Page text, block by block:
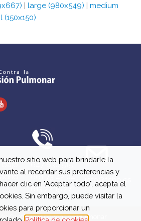
|large (980x549) |medium
Youtube
bajo
647 630 515
661 73 42 04
613 22 15 27
info@fchp.es
Contra la Hipertensión Pulmonar
sitio web para brindarle la
al recordar sus preferencias y
clic en "Aceptar todo", acepta el
Sin embargo, puede visitar la
para proporcionar un